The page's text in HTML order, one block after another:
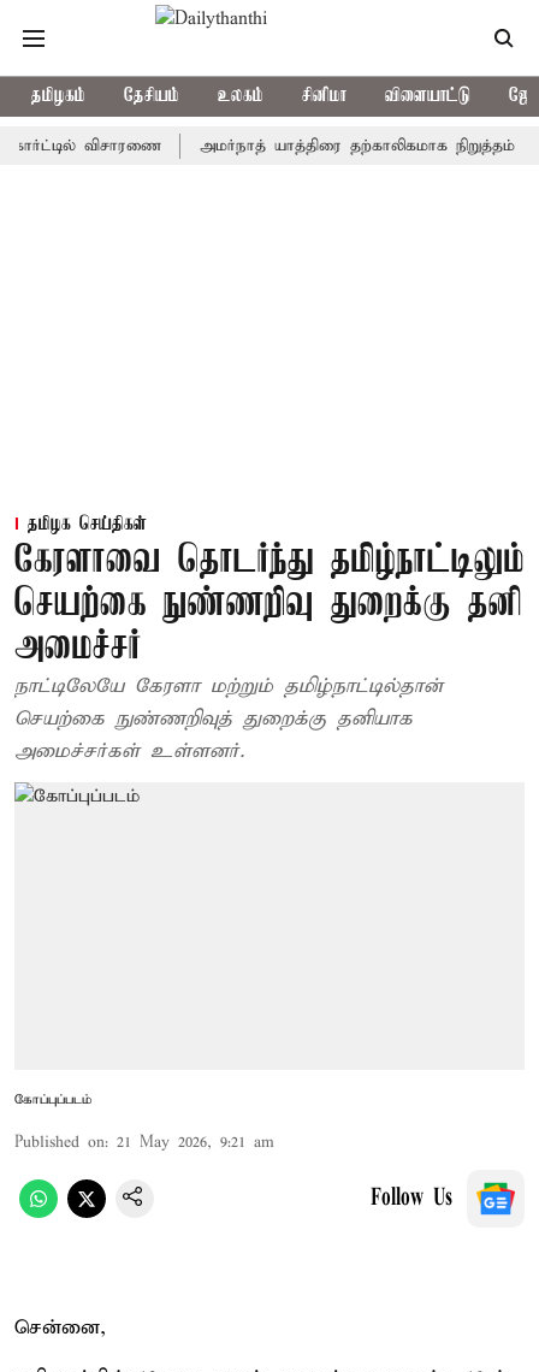
தமிழகம் தேசியம் உலகம் சினிமா விளையாட்டு
விசாரணை அமர்நாத் யாத்திரை தற்காலிகமாக நிறுத்தம்
தமிழக செய்திகள்
கேரளாவை தொடர்ந்து தமிழ்நாட்டிலும்
செயற்கை நுண்ணறிவு துறைக்கு தனி
அமைச்சர்
நாட்டிலேயே கேரளா மற்றும் தமிழ்நாட்டில்தான்
செயற்கை நுண்ணறிவுத் துறைக்கு தனியாக
அமைச்சர்கள் உள்ளனர்.
கோப்புப்படம்
Published on: 21 May 2026, 9:21 am
Follow Us
சென்னை,